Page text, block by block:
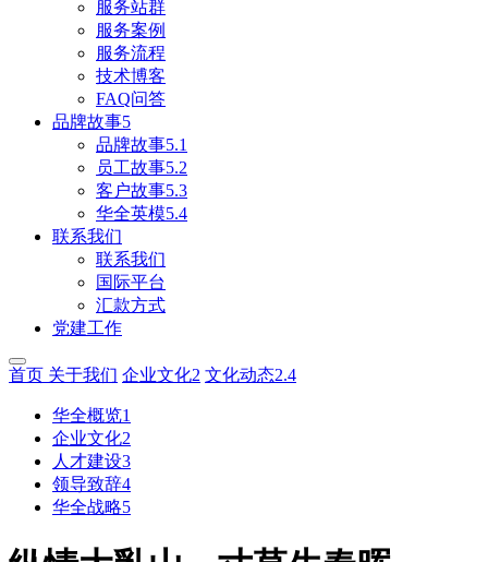
服务站群
服务案例
服务流程
技术博客
FAQ问答
品牌故事5
品牌故事5.1
员工故事5.2
客户故事5.3
华全英模5.4
联系我们
联系我们
国际平台
汇款方式
党建工作
首页 关于我们 企业文化2 文化动态2.4
华全概览1
企业文化2
人才建设3
领导致辞4
华全战略5